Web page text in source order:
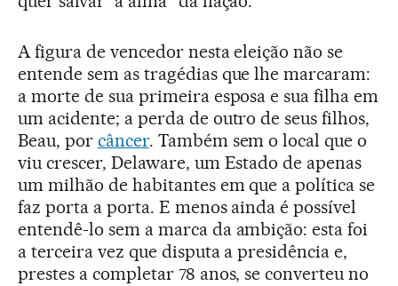
A figura de vencedor nesta eleição não se
entende sem as tragédias que lhe marcaram:
a morte de sua primeira esposa e sua filha em
um acidente; a perda de outro de seus filhos,
Beau, por câncer. Também sem o local que o
viu crescer, Delaware, um Estado de apenas
um milhão de habitantes em que a política se
faz porta a porta. E menos ainda é possível
entendê-lo sem a marca da ambição: esta foi
a terceira vez que disputa a presidência e,
prestes a completar 78 anos, se converteu no